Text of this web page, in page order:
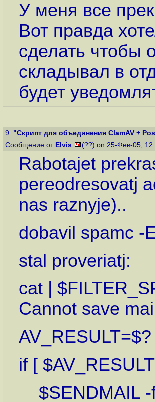
У меня все
Вот правда
сделать чтобы
складывал в
будет
9. "Скрипт для объединения ClamAV +
Сообщение от Elvis (??) on 25-Фев-05,
Rabotajet
pereodresovatj
nas raznyje)..
dobavil spamc -
stal proveriatj:
cat |
Cannot save
AV_RESULT=$?
if [
$SENDMAIL -f